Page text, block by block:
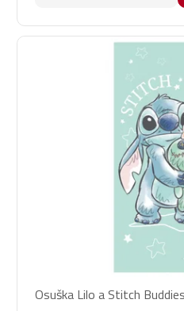
Osuška Lilo a Stitch